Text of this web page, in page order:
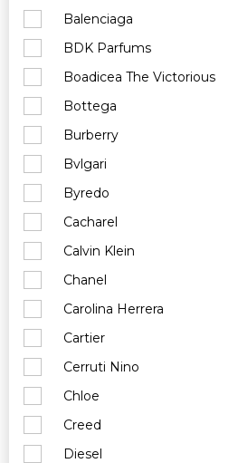
Balenciaga
BDK Parfums
Boadicea The Victorious
Bottega
Burberry
Bvlgari
Byredo
Cacharel
Calvin Klein
Chanel
Carolina Herrera
Cartier
Cerruti Nino
Chloe
Creed
Diesel